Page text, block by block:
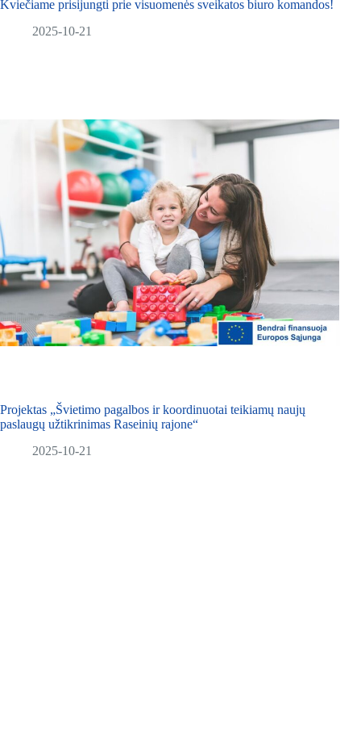
Kviečiame prisijungti prie visuomenės sveikatos biuro komandos!
2025-10-21
Projektas „Švietimo pagalbos ir koordinuotai teikiamų naujų
paslaugų užtikrinimas Raseinių rajone“
2025-10-21